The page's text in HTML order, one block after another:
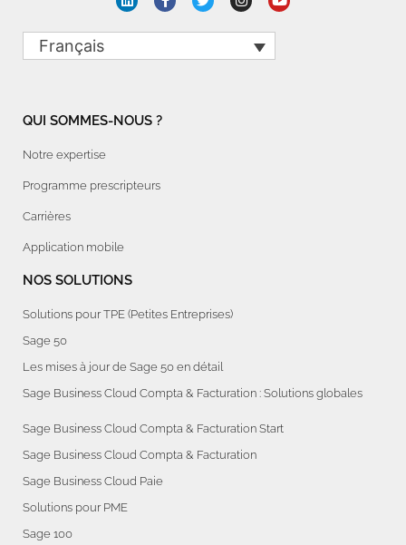
Français
QUI SOMMES-NOUS ?
Notre expertise
Programme prescripteurs
Carrières
Application mobile
NOS SOLUTIONS
Solutions pour TPE (Petites Entreprises)
Sage 50
Les mises à jour de Sage 50 en détail
Sage Business Cloud Compta & Facturation : Solutions globales
Sage Business Cloud Compta & Facturation Start
Sage Business Cloud Compta & Facturation
Sage Business Cloud Paie
Solutions pour PME
Sage 100